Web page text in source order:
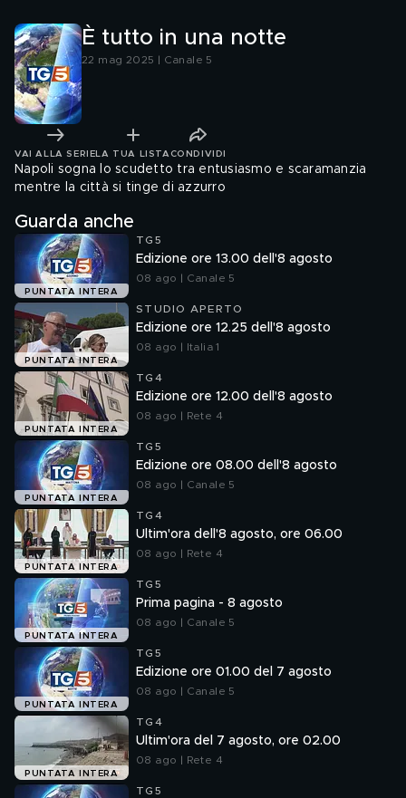
È tutto in una notte
22 mag 2025 | Canale 5
VAI ALLA SERIE LA TUA LISTA CONDIVIDI
Napoli sogna lo scudetto tra entusiasmo e scaramanzia
mentre la città si tinge di azzurro
Guarda anche
PUNTATA INTERA
TG5
Edizione ore 13.00 dell'8 agosto
08 ago | Canale 5
PUNTATA INTERA
STUDIO APERTO
Edizione ore 12.25 dell'8 agosto
08 ago | Italia 1
PUNTATA INTERA
TG4
Edizione ore 12.00 dell'8 agosto
08 ago | Rete 4
PUNTATA INTERA
TG5
Edizione ore 08.00 dell'8 agosto
08 ago | Canale 5
PUNTATA INTERA
TG4
Ultim'ora dell'8 agosto, ore 06.00
08 ago | Rete 4
PUNTATA INTERA
TG5
Prima pagina - 8 agosto
08 ago | Canale 5
PUNTATA INTERA
TG5
Edizione ore 01.00 del 7 agosto
08 ago | Canale 5
PUNTATA INTERA
TG4
Ultim'ora del 7 agosto, ore 02.00
08 ago | Rete 4
TG5